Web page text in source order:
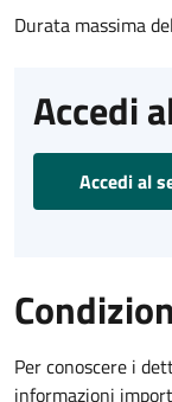
Durata massima
Accedi
Accedi al
Per conoscere i
informazioni